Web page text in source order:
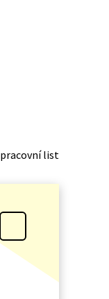
pracovní list